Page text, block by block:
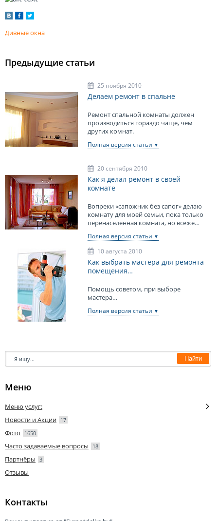
Дивные окна
Предыдущие статьи
25 ноября 2010
Делаем ремонт в спальне
Ремонт спальной комнаты должен
производиться гораздо чаще, чем
других комнат.
Полная версия статьи
20 сентября 2010
Как я делал ремонт в своей
комнате
Вопреки «сапожник без сапог» делаю
комнату для моей семьи, пока только
перенаселенная комната, но всеже…
Полная версия статьи
10 августа 2010
Как выбрать мастера для ремонта
помещения…
Помощь советом, при выборе
мастера…
Полная версия статьи
Найти
Меню услуг:
Новости и Акции 17
Фото 1650
Часто задаваемые вопросы 18
Партнёры 3
Отзывы
Контакты